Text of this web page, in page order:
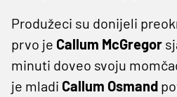
Produžeci su donijeli
prvo je Callum McGregor
minuti doveo svoju
je mladi Callum Osmand